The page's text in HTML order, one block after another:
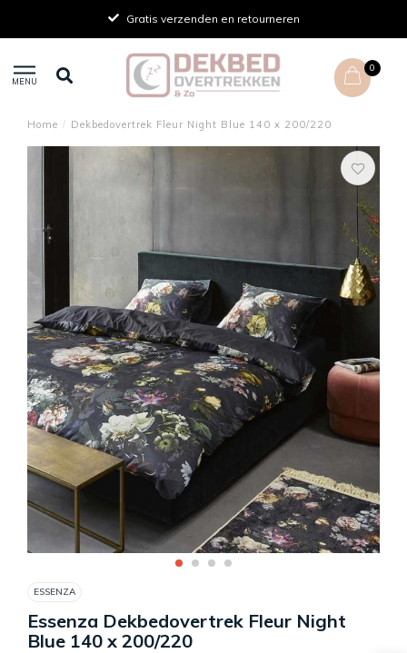
Gratis verzenden en retourneren
MENU
0
Home / Dekbedovertrek Fleur Night Blue 140 x 200/220
ESSENZA
Essenza Dekbedovertrek Fleur Night
Blue 140 x 200/220